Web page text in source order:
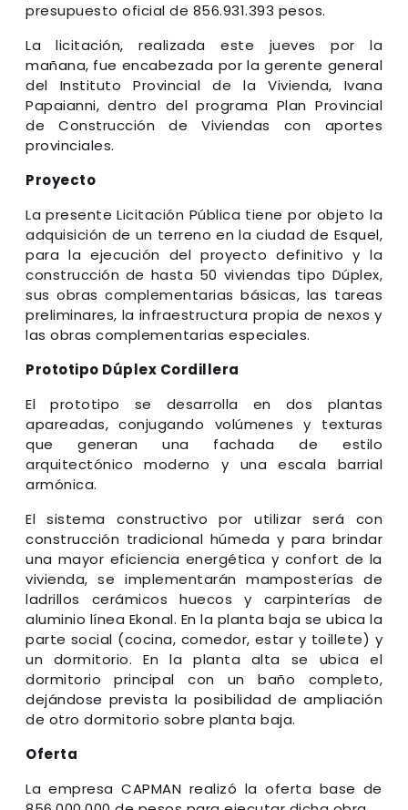
presupuesto oficial de 856.931.393 pesos.
La licitación, realizada este jueves por la
mañana, fue encabezada por la gerente general
del Instituto Provincial de la Vivienda, Ivana
Papaianni, dentro del programa Plan Provincial
de Construcción de Viviendas con aportes
provinciales.
Proyecto
La presente Licitación Pública tiene por objeto la
adquisición de un terreno en la ciudad de Esquel,
para la ejecución del proyecto definitivo y la
construcción de hasta 50 viviendas tipo Dúplex,
sus obras complementarias básicas, las tareas
preliminares, la infraestructura propia de nexos y
las obras complementarias especiales.
Prototipo Dúplex Cordillera
El prototipo se desarrolla en dos plantas
apareadas, conjugando volúmenes y texturas
que generan una fachada de estilo
arquitectónico moderno y una escala barrial
armónica.
El sistema constructivo por utilizar será con
construcción tradicional húmeda y para brindar
una mayor eficiencia energética y confort de la
vivienda, se implementarán mamposterías de
ladrillos cerámicos huecos y carpinterías de
aluminio línea Ekonal. En la planta baja se ubica la
parte social (cocina, comedor, estar y toillete) y
un dormitorio. En la planta alta se ubica el
dormitorio principal con un baño completo,
dejándose prevista la posibilidad de ampliación
de otro dormitorio sobre planta baja.
Oferta
La empresa CAPMAN realizó la oferta base de